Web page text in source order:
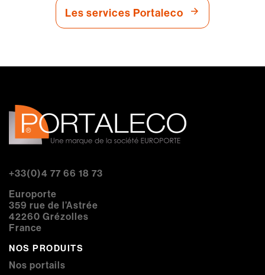
Les services Portaleco
+33(0)4 77 66 18 73
Europorte
359 rue de l’Astrée
42260 Grézolles
France
NOS PRODUITS
Nos portails